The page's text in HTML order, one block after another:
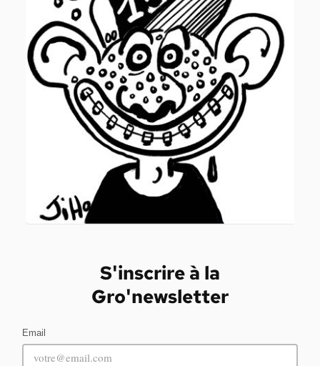
S'inscrire à la
Gro'newsletter
Email